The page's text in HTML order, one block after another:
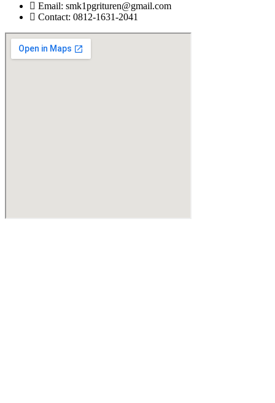
Email: smk1pgrituren@gmail.com
Contact: 0812-1631-2041